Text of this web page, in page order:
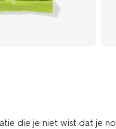
die je niet wist dat je